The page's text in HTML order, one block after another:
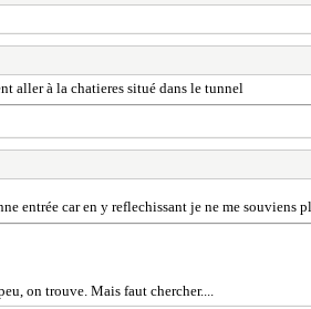
aller à la chatieres situé dans le tunnel
entrée car en y reflechissant je ne me souviens
on trouve. Mais faut chercher....